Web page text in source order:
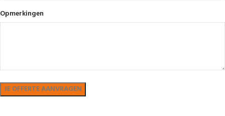
Opmerkingen